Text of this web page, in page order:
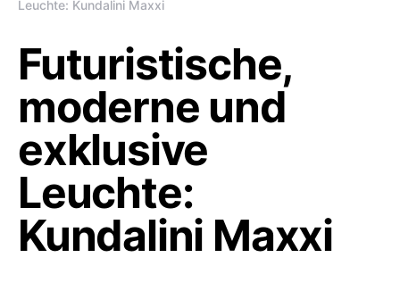
Leuchte: Kundalini Maxxi
Futuristische,
moderne und
exklusive
Leuchte:
Kundalini Maxxi